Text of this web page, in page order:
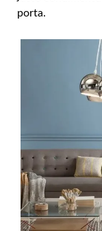
porta.